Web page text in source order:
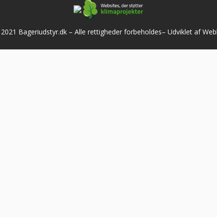
Bageriudstyr.dk – Alle rettigheder forbeholdes– Udviklet af